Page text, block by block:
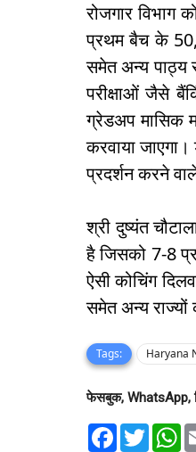
रोजगार विभाग
प्रथम बैच के
समेत अन्य पाठ्य
परीक्षाओं जैसे
ग्रेडअप मासिक
करवाया
प्रदर्शन करने
श्री दुष्यंत
है जिसको 7-8
ऐसी कोचिंग
समेत अन्य
Tags: Haryana
फेसबुक, WhatsApp,
F
T
w
W